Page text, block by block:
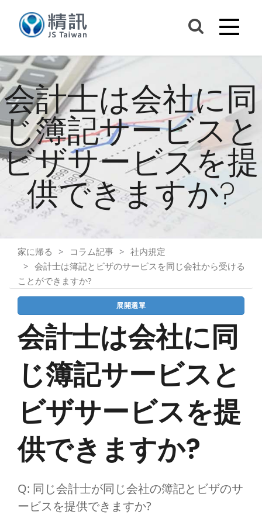
会計士は会社に同
じ簿記サービスと
ビザサービスを提
供できますか?
家に帰る コラム記事
社内規定
会計士は簿記とビザのサービスを同じ会社から受ける
ことができますか?
展開選單
会計士は会社に同
じ簿記サービスと
ビザサービスを提
供できますか?
Q: 同じ会計士が同じ会社の簿記とビザのサ
ービスを提供できますか?